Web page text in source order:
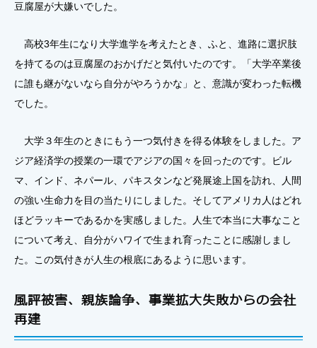
豆腐屋が大嫌いでした。
高校3年生になり大学進学を考えたとき、ふと、進路に選択肢
を持てるのは豆腐屋のおかげだと気付いたのです。「大学卒業後
に誰も継がないなら自分がやろうかな」と、意識が変わった転機
でした。
大学３年生のときにもう一つ気付きを得る体験をしました。ア
ジア経済学の授業の一環でアジアの国々を回ったのです。ビル
マ、インド、ネパール、パキスタンなど発展途上国を訪れ、人間
の強い生命力を目の当たりにしました。そしてアメリカ人はどれ
ほどラッキーであるかを実感しました。人生で本当に大事なこと
について考え、自分がハワイで生まれ育ったことに感謝しまし
た。この気付きが人生の根底にあるように思います。
風評被害、親族論争、事業拡大失敗からの会社
再建